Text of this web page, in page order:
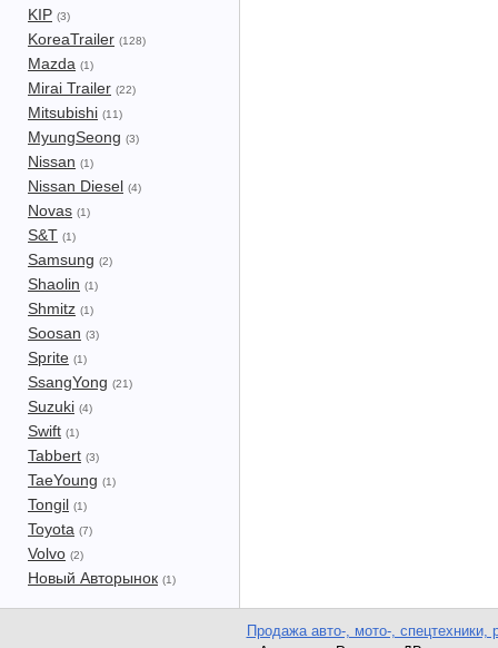
KIP (3)
KoreaTrailer (128)
Mazda (1)
Mirai Trailer (22)
Mitsubishi (11)
MyungSeong (3)
Nissan (1)
Nissan Diesel (4)
Novas (1)
S&T (1)
Samsung (2)
Shaolin (1)
Shmitz (1)
Soosan (3)
Sprite (1)
SsangYong (21)
Suzuki (4)
Swift (1)
Tabbert (3)
TaeYoung (1)
Tongil (1)
Toyota (7)
Volvo (2)
Новый Авторынок (1)
Продажа авто-, мото-, спецтехники,